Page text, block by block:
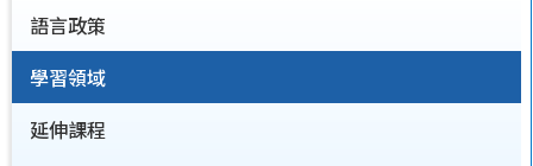
語言政策
學習領域
延伸課程